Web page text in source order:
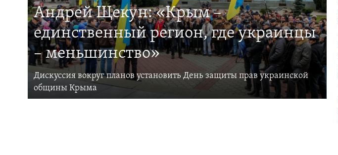
Андрей Щекун: «Крым –
единственный регион, где украинцы
– меньшинство»
Дискуссия вокруг планов установить День защиты прав украинской
общины Крыма